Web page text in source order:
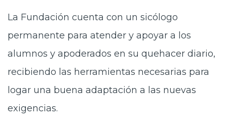
La Fundación cuenta con un sicólogo
permanente para atender y apoyar a los
alumnos y apoderados en su quehacer diario,
recibiendo las herramientas necesarias para
logar una buena adaptación a las nuevas
exigencias.